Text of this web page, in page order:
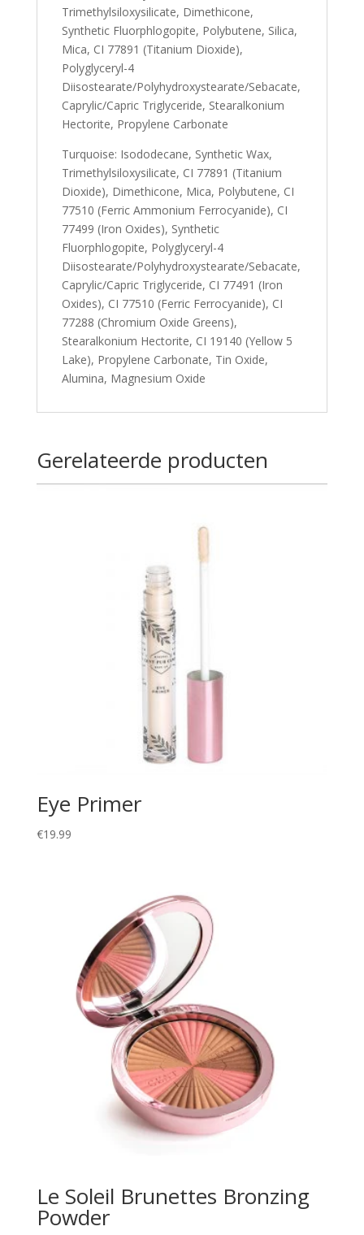
Trimethylsiloxysilicate, Dimethicone,
Synthetic Fluorphlogopite, Polybutene, Silica,
Mica, CI 77891 (Titanium Dioxide),
Polyglyceryl-4
Diisostearate/Polyhydroxystearate/Sebacate,
Caprylic/Capric Triglyceride, Stearalkonium
Hectorite, Propylene Carbonate
Turquoise: Isododecane, Synthetic Wax,
Trimethylsiloxysilicate, CI 77891 (Titanium
Dioxide), Dimethicone, Mica, Polybutene, CI
77510 (Ferric Ammonium Ferrocyanide), CI
77499 (Iron Oxides), Synthetic
Fluorphlogopite, Polyglyceryl-4
Diisostearate/Polyhydroxystearate/Sebacate,
Caprylic/Capric Triglyceride, CI 77491 (Iron
Oxides), CI 77510 (Ferric Ferrocyanide), CI
77288 (Chromium Oxide Greens),
Stearalkonium Hectorite, CI 19140 (Yellow 5
Lake), Propylene Carbonate, Tin Oxide,
Alumina, Magnesium Oxide
Gerelateerde producten
Eye Primer
€19.99
Le Soleil Brunettes Bronzing
Powder